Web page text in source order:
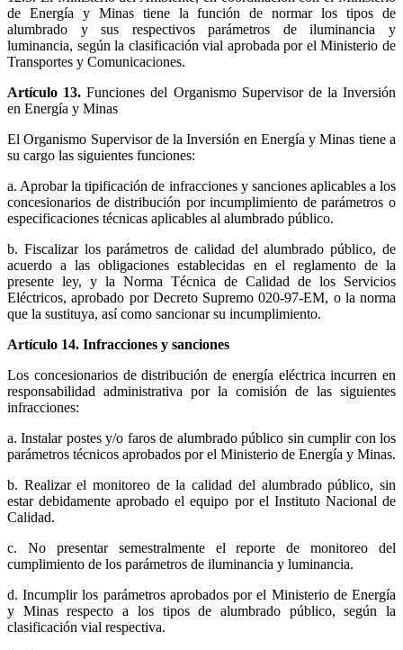
de Energía y Minas tiene la función de normar los tipos de
alumbrado y sus respectivos parámetros de iluminancia y
luminancia, según la clasificación vial aprobada por el Ministerio de
Transportes y Comunicaciones.
Artículo 13. Funciones del Organismo Supervisor de la Inversión
en Energía y Minas
El Organismo Supervisor de la Inversión en Energía y Minas tiene a
su cargo las siguientes funciones:
a. Aprobar la tipificación de infracciones y sanciones aplicables a los
concesionarios de distribución por incumplimiento de parámetros o
especificaciones técnicas aplicables al alumbrado público.
b. Fiscalizar los parámetros de calidad del alumbrado público, de
acuerdo a las obligaciones establecidas en el reglamento de la
presente ley, y la Norma Técnica de Calidad de los Servicios
Eléctricos, aprobado por Decreto Supremo 020-97-EM, o la norma
que la sustituya, así como sancionar su incumplimiento.
Artículo 14. Infracciones y sanciones
Los concesionarios de distribución de energía eléctrica incurren en
responsabilidad administrativa por la comisión de las siguientes
infracciones:
a. Instalar postes y/o faros de alumbrado público sin cumplir con los
parámetros técnicos aprobados por el Ministerio de Energía y Minas.
b. Realizar el monitoreo de la calidad del alumbrado público, sin
estar debidamente aprobado el equipo por el Instituto Nacional de
Calidad.
c. No presentar semestralmente el reporte de monitoreo del
cumplimiento de los parámetros de iluminancia y luminancia.
d. Incumplir los parámetros aprobados por el Ministerio de Energía
y Minas respecto a los tipos de alumbrado público, según la
clasificación vial respectiva.